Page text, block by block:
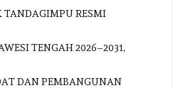
TANDAGIMPU RESMI
TENGAH 2026–2031,
DAN PEMBANGUNAN